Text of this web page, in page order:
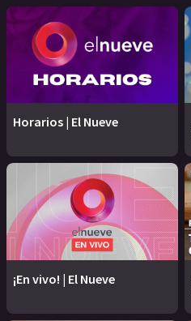
Horarios | El Nueve
¡En vivo! | El Nueve